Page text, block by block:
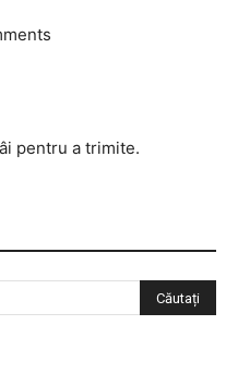
pentru a trimite.